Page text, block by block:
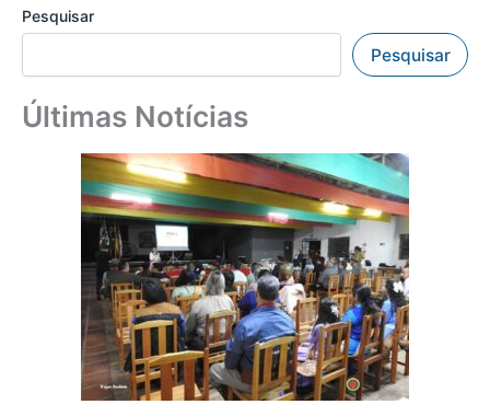
Pesquisar
Pesquisar
Últimas Notícias